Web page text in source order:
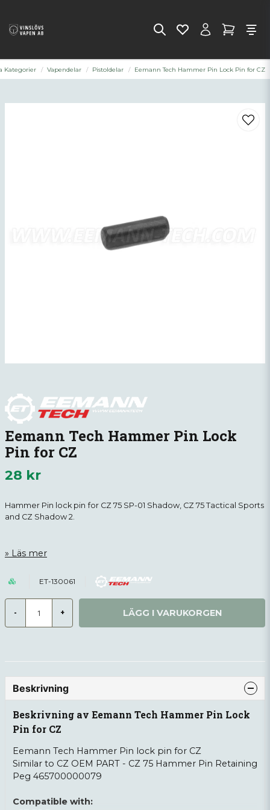
Kategorier Vapendelar Pistoldelar Eemann Tech Hammer Pin Lock Pin for CZ
Eemann Tech Hammer Pin Lock
Pin for CZ
28 kr
Hammer Pin lock pin for CZ 75 SP-01 Shadow, CZ 75 Tactical Sports
and CZ Shadow 2.
Läs mer
ET-130061
- + LÄGG I VARUKORGEN
Beskrivning
Beskrivning av Eemann Tech Hammer Pin Lock
Pin for CZ
Eemann Tech Hammer Pin lock pin for CZ
Similar to CZ OEM PART - CZ 75 Hammer Pin Retaining
Peg 465700000079
Compatible with: